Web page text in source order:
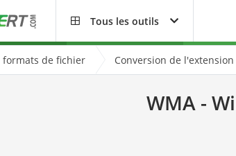
Tous les outils
formats de fichier Conversion de
WMA -